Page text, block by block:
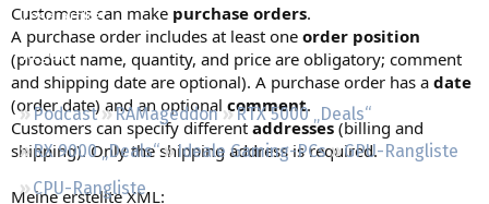
Leserartikel
Regeln
Podcast RAMageddon
RTX 5000 „Deals“
RX 9000 „Deals“
Ideale Gaming-PCs
GPU-Rangliste
CPU-Rangliste
Customers can make purchase orders.
A purchase order includes at least one order position
(product name, quantity, and price are obligatory; comment
and shipping date are optional). A purchase order has a date
(order date) and an optional comment.
Customers can specify differentaddresses(billing and
shipping). Only the shipping address is required.
Meine erstellte XML: